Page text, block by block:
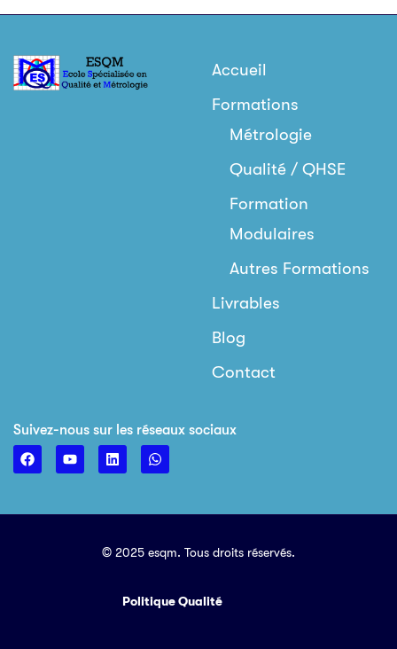
Accueil
Formations
Métrologie
Qualité / QHSE
Formation
Modulaires
Autres Formations
Livrables
Blog
Contact
Suivez-nous sur les réseaux sociaux
© 2025 esqm. Tous droits réservés.
Politique Qualité